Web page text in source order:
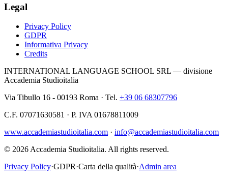
Legal
Privacy Policy
GDPR
Informativa Privacy
Credits
INTERNATIONAL LANGUAGE SCHOOL SRL — divisione
Accademia Studioitalia
Via Tibullo 16 - 00193 Roma · Tel. +39 06 68307796
C.F. 07071630581 · P. IVA 01678811009
www.accademiastudioitalia.com · info@accademiastudioitalia.com
© 2026 Accademia Studioitalia. All rights reserved.
Privacy Policy·GDPR·Carta della qualità·Admin area